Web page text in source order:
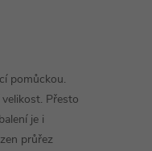
pomůckou.
Přesto
je i
průřez